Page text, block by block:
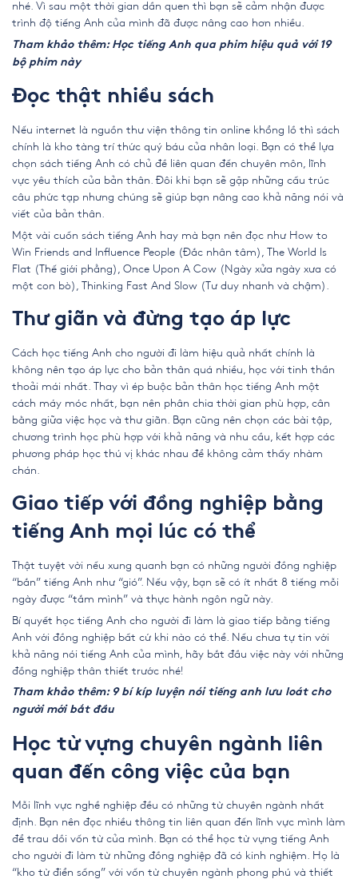
nhé. Vì sau một thời gian dần quen thì bạn sẽ cảm nhận được
trình độ tiếng Anh của mình đã được nâng cao hơn nhiều.
Tham khảo thêm: Học tiếng Anh qua phim hiệu quả với 19
bộ phim này
Đọc thật nhiều sách
Nếu internet là nguồn thư viện thông tin online khổng lồ thì sách
chính là kho tàng trí thức quý báu của nhân loại. Bạn có thể lựa
chọn sách tiếng Anh có chủ đề liên quan đến chuyên môn, lĩnh
vực yêu thích của bản thân. Đôi khi bạn sẽ gặp những cấu trúc
câu phức tạp nhưng chúng sẽ giúp bạn nâng cao khả năng nói và
viết của bản thân.
Một vài cuốn sách tiếng Anh hay mà bạn nên đọc như How to
Win Friends and Influence People (Đắc nhân tâm), The World Is
Flat (Thế giới phẳng), Once Upon A Cow (Ngày xửa ngày xưa có
một con bò), Thinking Fast And Slow (Tư duy nhanh và chậm).
Thư giãn và đừng tạo áp lực
Cách học tiếng Anh cho người đi làm hiệu quả nhất chính là
không nên tạo áp lực cho bản thân quá nhiều, học với tinh thần
thoải mái nhất. Thay vì ép buộc bản thân học tiếng Anh một
cách máy móc nhất, bạn nên phân chia thời gian phù hợp, cân
bằng giữa việc học và thư giãn. Bạn cũng nên chọn các bài tập,
chương trình học phù hợp với khả năng và nhu cầu, kết hợp các
phương pháp học thú vị khác nhau để không cảm thấy nhàm
chán.
Giao tiếp với đồng nghiệp bằng
tiếng Anh mọi lúc có thể
Thật tuyệt vời nếu xung quanh bạn có những người đồng nghiệp
“bắn” tiếng Anh như “gió”. Nếu vậy, bạn sẽ có ít nhất 8 tiếng mỗi
ngày được “tắm mình” và thực hành ngôn ngữ này.
Bí quyết học tiếng Anh cho người đi làm là giao tiếp bằng tiếng
Anh với đồng nghiệp bất cứ khi nào có thể. Nếu chưa tự tin với
khả năng nói tiếng Anh của mình, hãy bắt đầu việc này với những
đồng nghiệp thân thiết trước nhé!
Tham khảo thêm: 9 bí kíp luyện nói tiếng anh lưu loát cho
người mới bắt đầu
Học từ vựng chuyên ngành liên
quan đến công việc của bạn
Mỗi lĩnh vực nghề nghiệp đều có những từ chuyên ngành nhất
định. Bạn nên đọc nhiều thông tin liên quan đến lĩnh vực mình làm
để trau dồi vốn từ của mình. Bạn có thể học từ vựng tiếng Anh
cho người đi làm từ những đồng nghiệp đã có kinh nghiệm. Họ là
“kho từ điển sống” với vốn từ chuyên ngành phong phú và thiết